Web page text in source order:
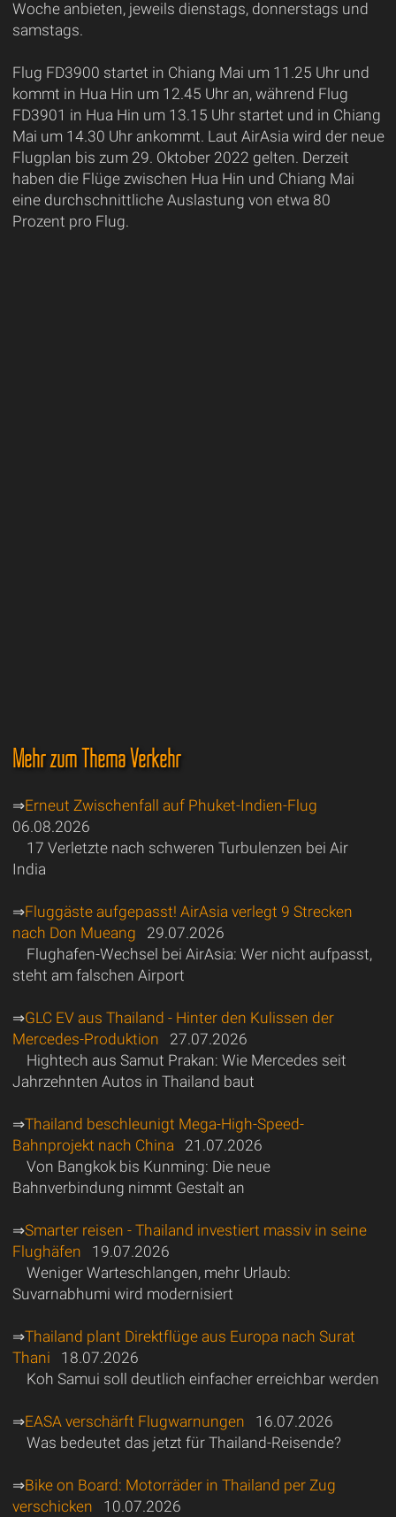
Woche anbieten, jeweils dienstags, donnerstags und
samstags.
Flug FD3900 startet in Chiang Mai um 11.25 Uhr und
kommt in Hua Hin um 12.45 Uhr an, während Flug
FD3901 in Hua Hin um 13.15 Uhr startet und in Chiang
Mai um 14.30 Uhr ankommt. Laut AirAsia wird der neue
Flugplan bis zum 29. Oktober 2022 gelten. Derzeit
haben die Flüge zwischen Hua Hin und Chiang Mai
eine durchschnittliche Auslastung von etwa 80
Prozent pro Flug.
Mehr zum Thema Verkehr
⇒Erneut Zwischenfall auf Phuket-Indien-Flug
06.08.2026
17 Verletzte nach schweren Turbulenzen bei Air
India
⇒Fluggäste aufgepasst! AirAsia verlegt 9 Strecken
nach Don Mueang 29.07.2026
Flughafen-Wechsel bei AirAsia: Wer nicht aufpasst,
steht am falschen Airport
⇒GLC EV aus Thailand - Hinter den Kulissen der
Mercedes-Produktion 27.07.2026
Hightech aus Samut Prakan: Wie Mercedes seit
Jahrzehnten Autos in Thailand baut
⇒Thailand beschleunigt Mega-High-Speed-
Bahnprojekt nach China 21.07.2026
Von Bangkok bis Kunming: Die neue
Bahnverbindung nimmt Gestalt an
⇒Smarter reisen - Thailand investiert massiv in seine
Flughäfen 19.07.2026
Weniger Warteschlangen, mehr Urlaub:
Suvarnabhumi wird modernisiert
⇒Thailand plant Direktflüge aus Europa nach Surat
Thani 18.07.2026
Koh Samui soll deutlich einfacher erreichbar werden
⇒EASA verschärft Flugwarnungen 16.07.2026
Was bedeutet das jetzt für Thailand-Reisende?
⇒Bike on Board: Motorräder in Thailand per Zug
verschicken 10.07.2026